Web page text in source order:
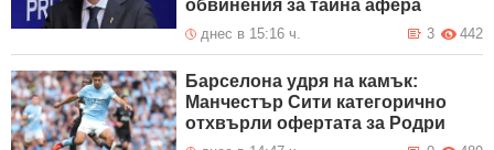
обвинения за тайна афера
днес в 15:16 ч. 442
3
Барселона удря на камък:
Манчестър Сити категорично
отхвърли офертата за Родри